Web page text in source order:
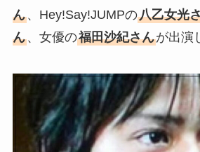
ん、Hey!Say!JUMPの八乙女光
ん、女優の福田沙紀さんが出演